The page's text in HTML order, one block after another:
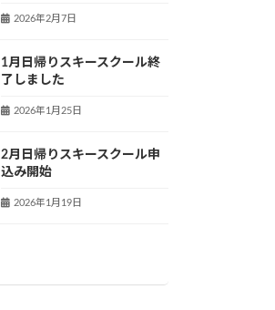
2026年2月7日
1月日帰りスキースクール終
了しました
2026年1月25日
2月日帰りスキースクール申
込み開始
2026年1月19日